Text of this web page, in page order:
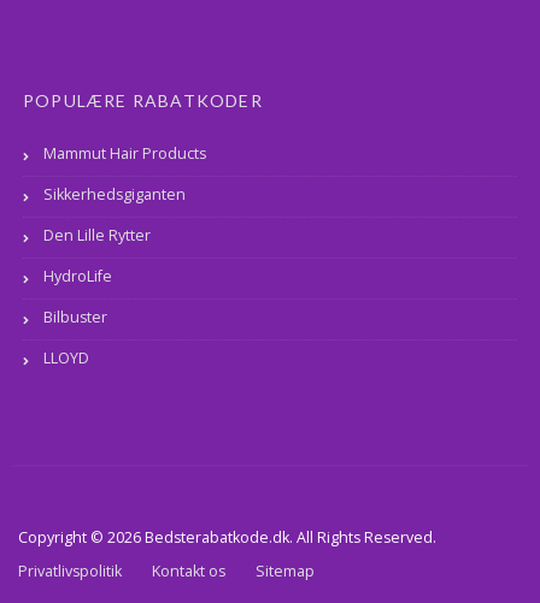
POPULÆRE RABATKODER
Mammut Hair Products
Sikkerhedsgiganten
Den Lille Rytter
HydroLife
Bilbuster
LLOYD
Copyright © 2026 Bedsterabatkode.dk. All Rights Reserved.
Privatlivspolitik
Kontakt os Sitemap